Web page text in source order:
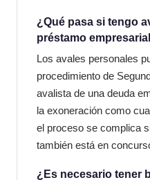
¿Qué pasa si tengo
préstamo
Los avales personales
procedimiento de
avalista de una deuda
la exoneración como
el proceso se complica
también está en
¿Es necesario tener